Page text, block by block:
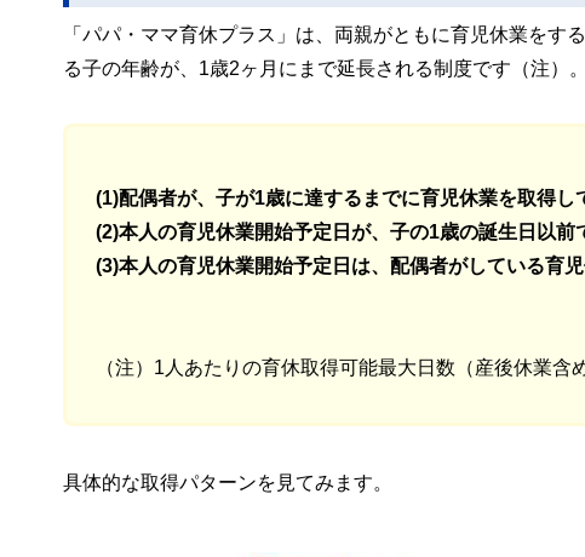
「パパ・ママ育休プラス」は、両親がともに育児休業を
る子の年齢が、1歳2ヶ月にまで延長される制度です（注）。
(1)配偶者が、子が1歳に達するまでに育児休業を取得し
(2)本人の育児休業開始予定日が、子の1歳の誕生日以前
(3)本人の育児休業開始予定日は、配偶者がしている育
（注）1人あたりの育休取得可能最大日数（産後休業含
具体的な取得パターンを見てみます。